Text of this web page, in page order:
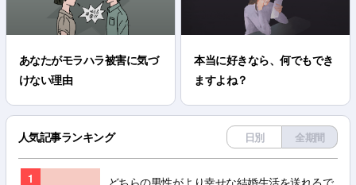
あなたがモラハラ被害に気づ
けない理由
本当に好きなら、何でもでき
ますよね？
人気記事ランキング 日別 全期間
1
どちらの男性がより幸せな結婚生活を送れるで